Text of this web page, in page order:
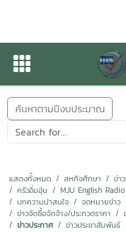
ข่าวสารกิจกรรม
ค้นหาตามปีงบประมาณ
แสดงทั้งหมด สหกิจศึกษา ข่า
ครัวอิ่มอุ่น
MJU English Radio
บทความน่าสนใจ
จดหมายข่าว
ข่าวจัดซื้อจัดจ้าง/ประกวดราคา
ข่าวประกาศ
ข่าวประชาสัมพันธ์